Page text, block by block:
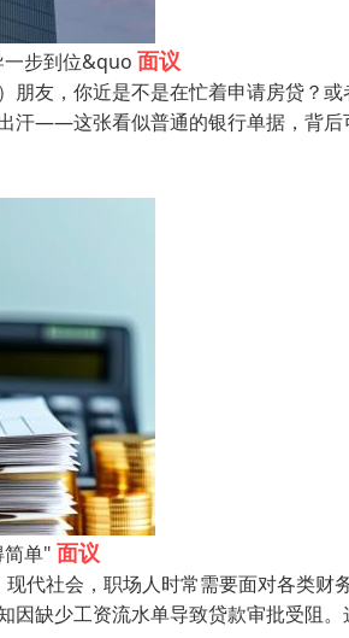
一步到位&quo 面议
朋友，你近是不是在忙着申请房贷？
汗——这张看似普通的银行单据，背
单" 面议
代社会，职场人时常需要面对各类
因缺少工资流水单导致贷款审批受